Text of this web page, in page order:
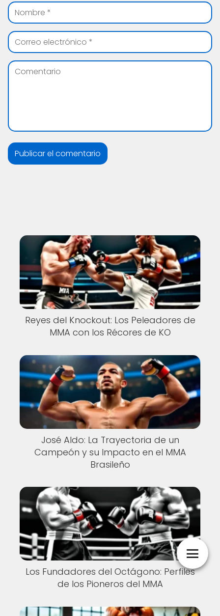
Nuevo
Reyes del Knockout: Los Peleadores de
MMA con los Récores de KO
José Aldo: La Trayectoria de un
Campeón y su Impacto en el MMA
Brasileño
Los Fundadores del Octágono: Perfiles
de los Pioneros del MMA